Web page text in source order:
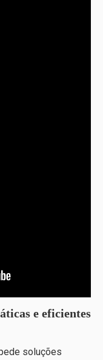
e eficientes
soluções